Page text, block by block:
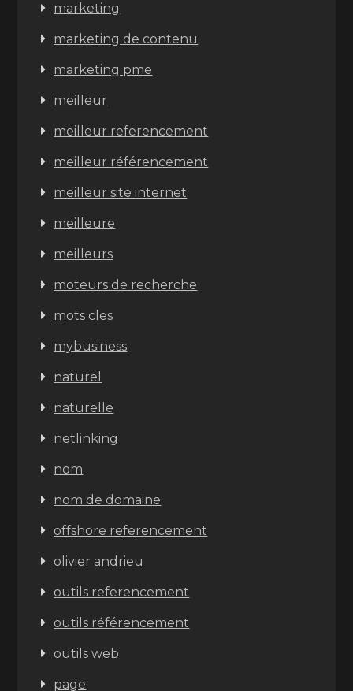
marketing
marketing de contenu
marketing pme
meilleur
meilleur referencement
meilleur référencement
meilleur site internet
meilleure
meilleurs
moteurs de recherche
mots cles
mybusiness
naturel
naturelle
netlinking
nom
nom de domaine
offshore referencement
olivier andrieu
outils referencement
outils référencement
outils web
page